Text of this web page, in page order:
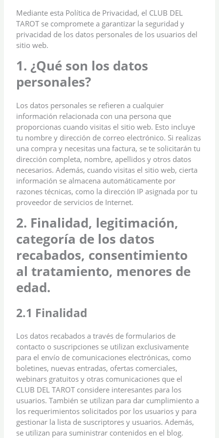
Mediante esta Política de Privacidad, el CLUB DEL
TAROT se compromete a garantizar la seguridad y
privacidad de los datos personales de los usuarios del
sitio web.
1. ¿Qué son los datos
personales?
Los datos personales se refieren a cualquier
información relacionada con una persona que
proporcionas cuando visitas el sitio web. Esto incluye
tu nombre y dirección de correo electrónico. Si realizas
una compra y necesitas una factura, se te solicitarán tu
dirección completa, nombre, apellidos y otros datos
necesarios. Además, cuando visitas el sitio web, cierta
información se almacena automáticamente por
razones técnicas, como la dirección IP asignada por tu
proveedor de servicios de Internet.
2. Finalidad, legitimación,
categoría de los datos
recabados, consentimiento
al tratamiento, menores de
edad.
2.1 Finalidad
Los datos recabados a través de formularios de
contacto o suscripciones se utilizan exclusivamente
para el envío de comunicaciones electrónicas, como
boletines, nuevas entradas, ofertas comerciales,
webinars gratuitos y otras comunicaciones que el
CLUB DEL TAROT considere interesantes para los
usuarios. También se utilizan para dar cumplimiento a
los requerimientos solicitados por los usuarios y para
gestionar la lista de suscriptores y usuarios. Además,
se utilizan para suministrar contenidos en el blog.